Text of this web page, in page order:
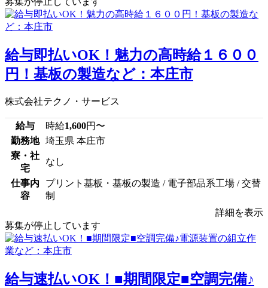
給与即払いOK！魅力の高時給１６００
円！基板の製造など：本庄市
株式会社テクノ・サービス
給与 時給1,600円〜
勤務地
埼玉県 本庄市
寮・社
宅
なし
仕事内
容
プリント基板・基板の製造 / 電子部品系工場 / 交替
制
詳細を表示
募集が停止しています
給与速払いOK！■期間限定■空調完備♪